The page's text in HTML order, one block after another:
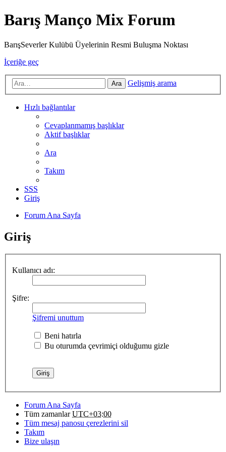
Barış Manço Mix Forum
BarışSeverler Kulübü Üyelerinin Resmi Buluşma Noktası
İçeriğe geç
Ara Gelişmiş arama
Hızlı bağlantılar
Cevaplanmamış başlıklar
Aktif başlıklar
Ara
Takım
SSS
Giriş
Forum Ana Sayfa
Giriş
Kullanıcı adı:
Şifre:
Şifremi unuttum
Beni hatırla
Bu oturumda çevrimiçi olduğumu gizle
Forum Ana Sayfa
Tüm zamanlarUTC+03:00
Tüm mesaj panosu çerezlerini sil
Takım
Bize ulaşın